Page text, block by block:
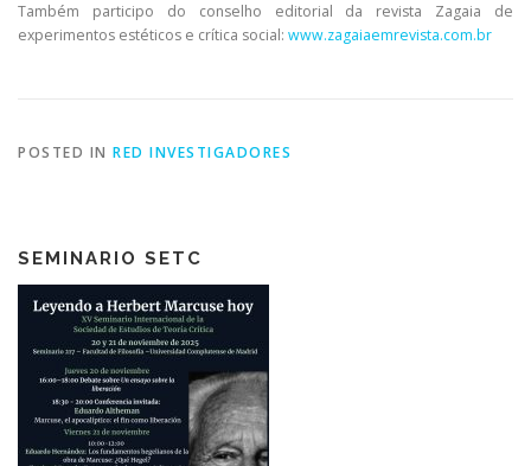
Também participo do conselho editorial da revista Zagaia de
experimentos estéticos e crítica social: www.zagaiaemrevista.com.br
POSTED IN RED INVESTIGADORES
SEMINARIO SETC